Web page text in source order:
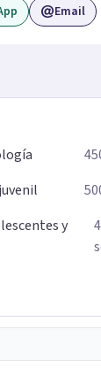
nos está
Email
y